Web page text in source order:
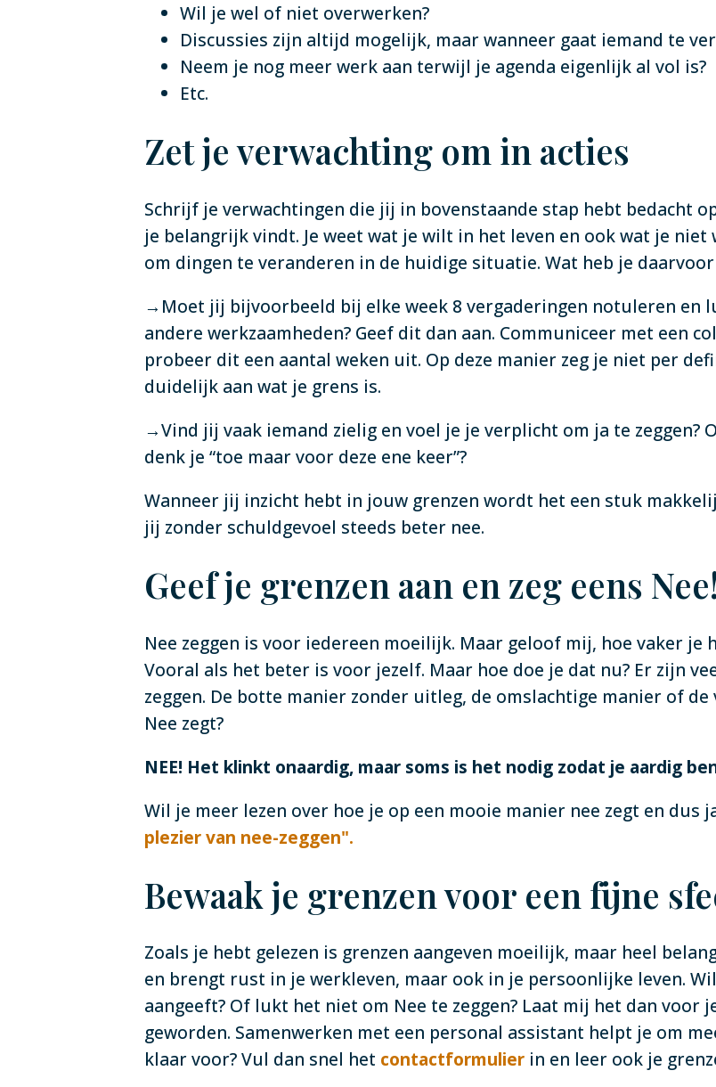
Wil je wel of niet overwerken?
Discussies zijn altijd mogelijk, maar wanneer gaat iemand te
Neem je nog meer werk aan terwijl je agenda eigenlijk al vol is?
Etc.
Zet je verwachting om in acties
Schrijf je verwachtingen die jij in bovenstaande stap hebt bedacht
je belangrijk vindt. Je weet wat je wilt in het leven en ook wat je niet
om dingen te veranderen in de huidige situatie. Wat heb je
→Moet jij bijvoorbeeld bij elke week 8 vergaderingen notuleren en
andere werkzaamheden? Geef dit dan aan. Communiceer met een
probeer dit een aantal weken uit. Op deze manier zeg je niet per
duidelijk aan wat je grens is.
→Vind jij vaak iemand zielig en voel je je verplicht om ja te zeggen?
denk je “toe maar voor deze ene keer”?
Wanneer jij inzicht hebt in jouw grenzen wordt het een stuk
jij zonder schuldgevoel steeds beter nee.
Geef je grenzen aan en zeg eens Nee!
Nee zeggen is voor iedereen moeilijk. Maar geloof mij, hoe vaker
Vooral als het beter is voor jezelf. Maar hoe doe je dat nu? Er zijn
zeggen. De botte manier zonder uitleg, de omslachtige manier of
Nee zegt?
NEE! Het klinkt onaardig, maar soms is het nodig zodat je aardig
Wil je meer lezen over hoe je op een mooie manier nee zegt en dus
plezier van nee-zeggen".
Bewaak je grenzen voor een fijne
Zoals je hebt gelezen is grenzen aangeven moeilijk, maar heel
en brengt rust in je werkleven, maar ook in je persoonlijke leven.
aangeeft? Of lukt het niet om Nee te zeggen? Laat mij het dan voor
geworden. Samenwerken met een personal assistant helpt je om
klaar voor? Vul dan snel het contactformulier in en leer ook je